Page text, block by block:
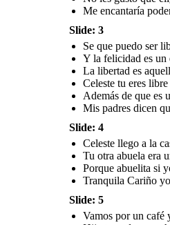
AUNQUE SIEMPRE
ESTUDIAR LA
CARRERA QUE YO
ESCOJI ASI ME
HACE MUY FELIZ.
Me encantaría
Slide: 3
Se que puedo ser
Y la felicidad es un
La libertad es
Celeste tu eres
Además de que es
Mis padres dicen
Slide: 4
Celeste llego a la
Tu otra abuela era
Porque abuelita si
Tranquila Cariño
Slide: 5
Vamos por un café